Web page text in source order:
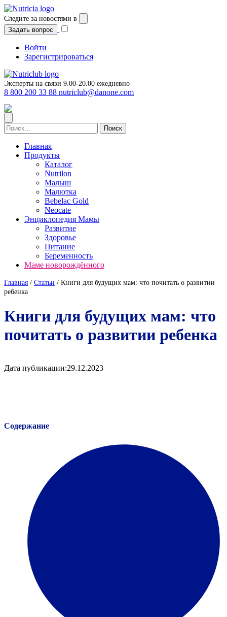
Перейти
к
содержимому
Следите за новостями в
Задать вопрос
Войти
Зарегистрироваться
Эксперты на связи 9.00-20.00 ежедневно
8 800 200 33 88 nutriclub@danone.com
Найти:
Главная
Продукты
Каталог
Nutrilon
Малыш
Малютка
Bebelac Gold
Neocate
Энциклопедия Мамы
Развитие
Здоровье
Питание
Беременность
Маме новорождённого
Главная / Cтатьи / Книги для будущих мам: что почитать о развитии
ребенка
Книги для будущих мам: что
почитать о развитии ребенка
Дата публикации:29.12.2023
Содержание